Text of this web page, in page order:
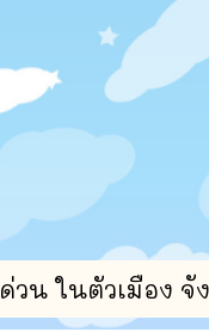
วน ในตัวเมือง